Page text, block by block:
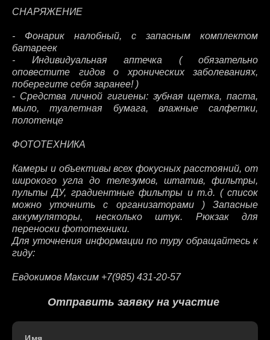
СНАРЯЖЕНИЕ
- Фонарик налобный, с запасным комплектом
батареек
- Индивидуальная аптечка ( обязательно
оповестите гидов о хронических заболеваниях,
поберегите себя заранее! )
- Средства личной гигиены: зубная щетка, паста,
мыло, туалетная бумага, влажные салфетки,
полотенце
ФОТОТЕХНИКА
Камеры и объективы всех фокусных расстояний, от
широкого угла до телезумов, штатив, фильтры,
пульты ДУ, градиентные фильтры и т.д. ( список
можно уточнить с организаторами ) Запасные
аккумуляторы, несколько штук. Рюкзак для
переноски фототехники.
Для уточнения информации по туру обращайтесь к
гиду:
Евдокимов Максим +7(985) 431-20-57
Отправить заявку на участие
Имя